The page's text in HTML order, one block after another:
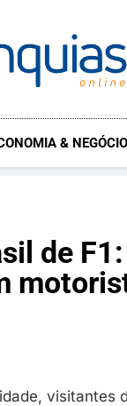
&
de F1:
visitantes